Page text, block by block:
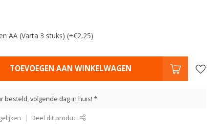
AA (Varta 3 stuks) (+€2,25)
TOEVOEGEN AAN WINKELWAGEN
besteld, volgende dag in huis! *
Deel dit product